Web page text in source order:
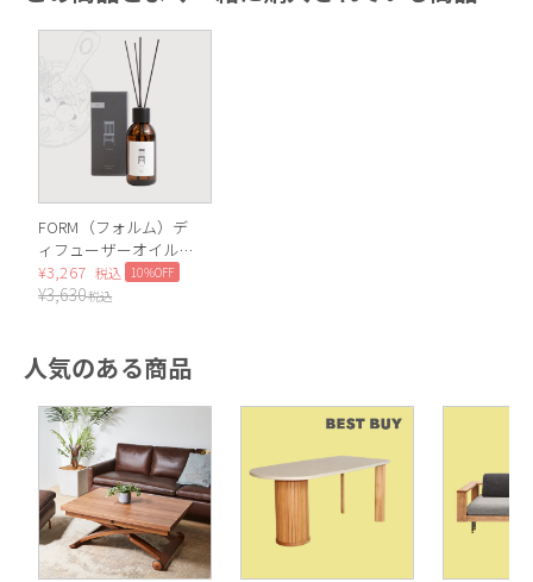
FORM（フォルム）デ
ィフューザーオイル
200ml（Musk）
¥3,267 税込 10%OFF
¥3,630税込
人気のある商品